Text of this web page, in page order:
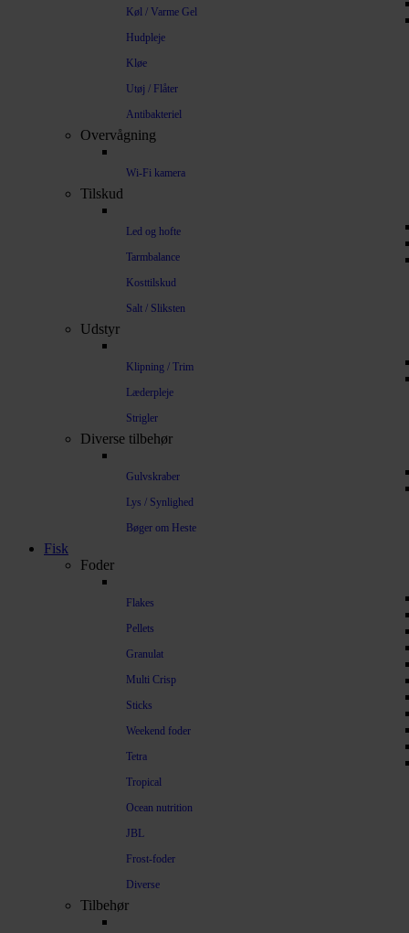
Køl / Varme Gel
Hudpleje
Kløe
Utøj / Flåter
Antibakteriel
Overvågning
Wi-Fi kamera
Tilskud
Led og hofte
Tarmbalance
Kosttilskud
Salt / Sliksten
Udstyr
Klipning / Trim
Læderpleje
Strigler
Diverse tilbehør
Gulvskraber
Lys / Synlighed
Bøger om Heste
Fisk
Foder
Flakes
Pellets
Granulat
Multi Crisp
Sticks
Weekend foder
Tetra
Tropical
Ocean nutrition
JBL
Frost-foder
Diverse
Tilbehør